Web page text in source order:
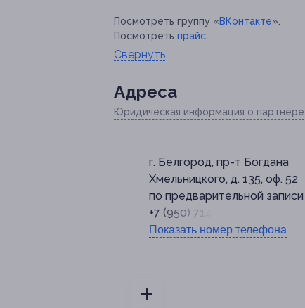
Посмотреть группу «ВКонтакте».
Посмотреть прайс
Свернуть
Адресa
Юридическая информация о партнёре
г. Белгород, пр-т Богдана
Хмельницкого, д. 135, оф. 52
по предварительной записи
+7 (950) 714-50-16
Показать номер телефона